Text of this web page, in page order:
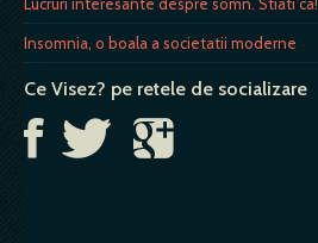
Insomnia, o boala a societatii moderne
Ce Visez? pe retele de socializare